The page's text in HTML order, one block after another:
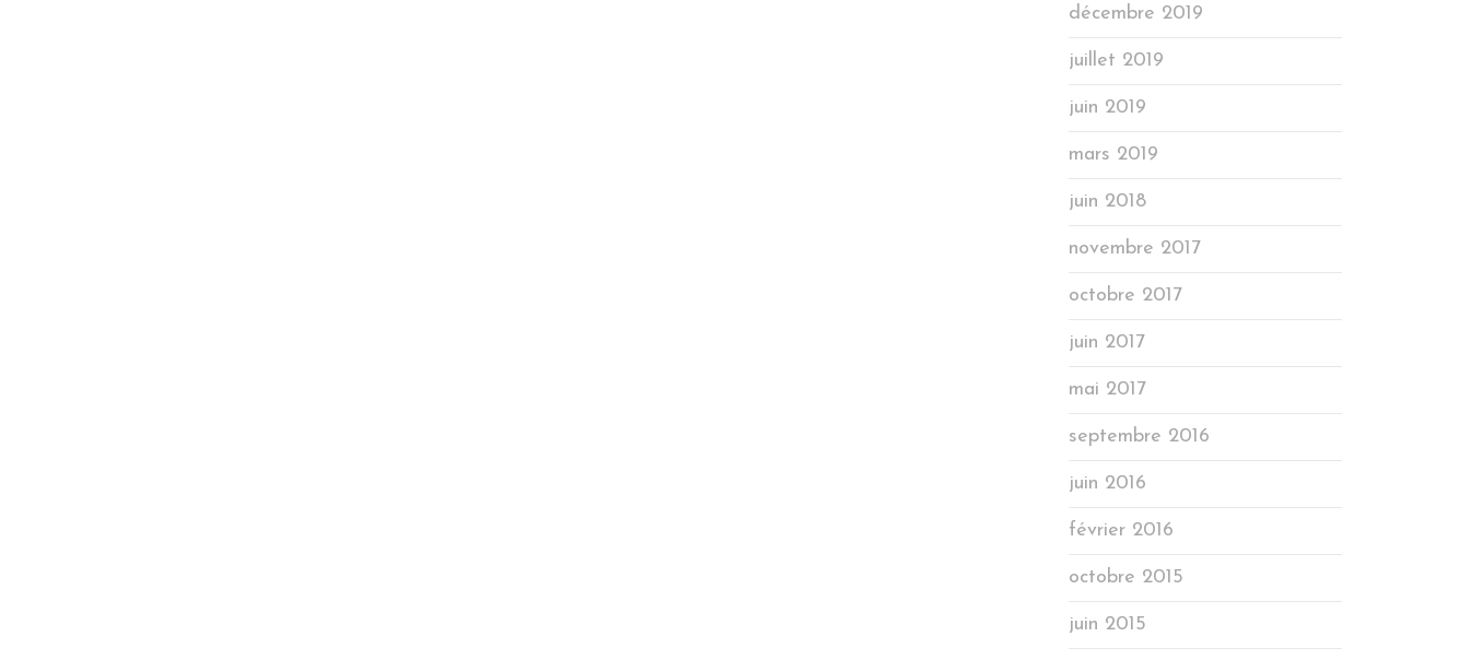
décembre 2019
juillet 2019
juin 2019
mars 2019
juin 2018
novembre 2017
octobre 2017
juin 2017
mai 2017
septembre 2016
juin 2016
février 2016
octobre 2015
juin 2015